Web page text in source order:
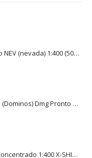
Lava Autos Concentrado NEV (nevada) 1:400 (500ml)
Limpador Multiuso DOM (Dominos) Dmg Pronto P/Uso (500ml)
Mais Neve Lava Autos Concentrado 1:400 X-SHINE 5Litros